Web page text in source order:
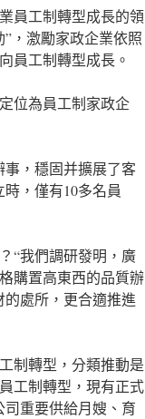
員工制轉型成長的領
，激勵家政企業依照
員工制轉型成長。
位為員工制家政企
，穩固并擴展了客
，僅有10多名員
“我們調研發明，廣
購置高東西的品質辦
的處所，更合適推進
制轉型，分類推動是
工制轉型，現有正式
司重要供給月嫂、育